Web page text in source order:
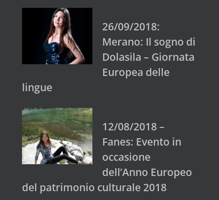
26/09/2018:
Merano: Il sogno di
Dolasila – Giornata
Europea delle
lingue
12/08/2018 –
Fanes: Evento in
occasione
dell’Anno Europeo
del patrimonio culturale 2018